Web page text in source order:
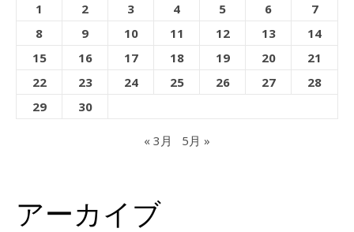
1 2 3 4 5 6
7
8
9 10 11 12 13
14
15
16 17 18 19 20
21
22
23 24 25 26 27
28
29
30
« 3月 5月 »
アーカイブ